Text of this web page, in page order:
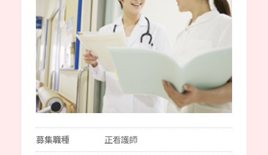
募集職種
正看護師